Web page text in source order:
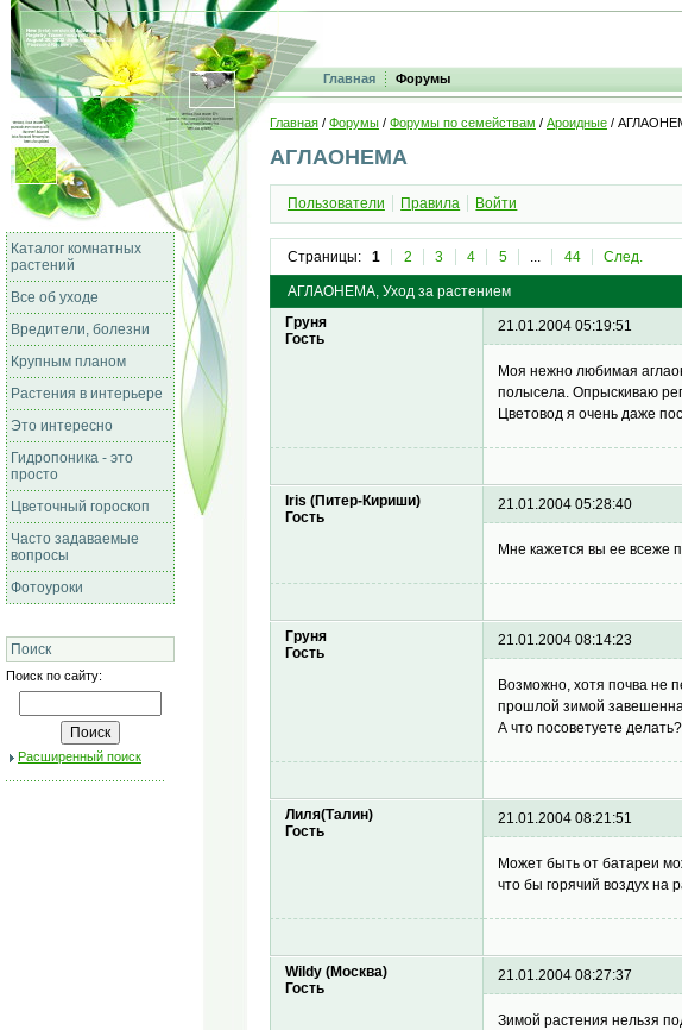
Главная Форумы
Каталог комнатных
растений
Все об уходе
Вредители, болезни
Крупным планом
Растения в интерьере
Это интересно
Гидропоника - это
просто
Цветочный гороскоп
Часто задаваемые
вопросы
Фотоуроки
Поиск
Поиск по сайту:
Расширенный поиск
Главная / Форумы / Форумы по семействам / Ароидные /
АГЛАОНЕМА
Пользователи Правила Войти
Страницы: 1 2 3 4 5 ... 44 След.
АГЛАОНЕМА, Уход за растением
Груня
Гость
21.01.2004 05:19:51
Моя нежно любимая
полысела. Опрыскиваю
Цветовод я очень даже
Iris (Питер-Кириши)
Гость
21.01.2004 05:28:40
Мне кажется вы ее всеже
Груня
Гость
21.01.2004 08:14:23
Возможно, хотя почва не
прошлой зимой
А что посоветуете делать?
Лиля(Талин)
Гость
21.01.2004 08:21:51
Может быть от батареи
что бы горячий воздух на
Wildy (Москва)
Гость
21.01.2004 08:27:37
Зимой растения нельзя